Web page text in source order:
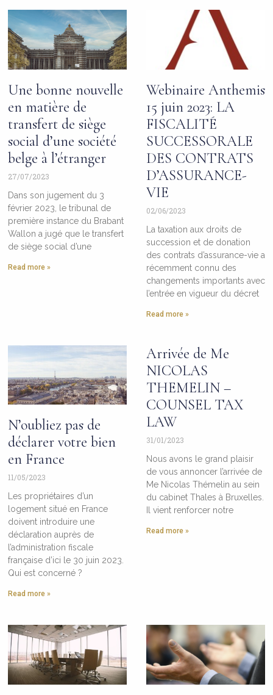
Une bonne nouvelle
en matière de
transfert de siège
social d’une société
belge à l’étranger
27/07/2023
Dans son jugement du 3
février 2023, le tribunal de
première instance du Brabant
Wallon a jugé que le transfert
de siège social d’une
Read more »
Webinaire Anthemis
15 juin 2023: LA
FISCALITÉ
SUCCESSORALE
DES CONTRATS
D’ASSURANCE-
VIE
02/06/2023
La taxation aux droits de
succession et de donation
des contrats d’assurance-vie a
récemment connu des
changements importants avec
l’entrée en vigueur du décret
Read more »
N’oubliez pas de
déclarer votre bien
en France
11/05/2023
Les propriétaires d’un
logement situé en France
doivent introduire une
déclaration auprès de
l’administration fiscale
française d’ici le 30 juin 2023.
Qui est concerné ?
Read more »
Arrivée de Me
NICOLAS
THEMELIN –
COUNSEL TAX
LAW
31/01/2023
Nous avons le grand plaisir
de vous annoncer l’arrivée de
Me Nicolas Thémelin au sein
du cabinet Thales à Bruxelles.
Il vient renforcer notre
Read more »